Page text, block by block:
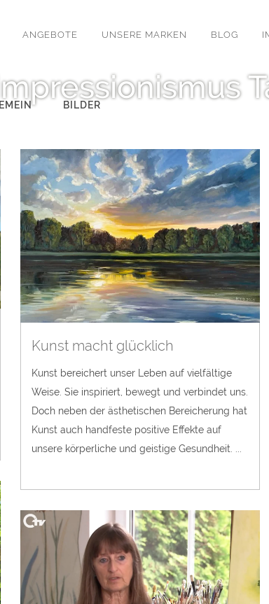
ANGEBOTE UNSERE MARKEN BLOG
BILDER
Kunst macht glücklich
Kunst bereichert unser Leben auf vielfältige
Weise. Sie inspiriert, bewegt und verbindet uns.
Doch neben der ästhetischen Bereicherung hat
Kunst auch handfeste positive Effekte auf
unsere körperliche und geistige Gesundheit. ...